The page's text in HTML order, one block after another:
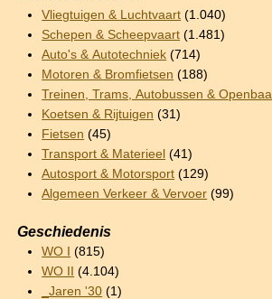
Vliegtuigen & Luchtvaart (1.040)
Schepen & Scheepvaart (1.481)
Auto's & Autotechniek (714)
Motoren & Bromfietsen (188)
Treinen, Trams, Autobussen &
Koetsen & Rijtuigen (31)
Fietsen (45)
Transport & Materieel (41)
Autosport & Motorsport (129)
Algemeen Verkeer & Vervoer (99)
Geschiedenis
WO I (815)
WO II (4.104)
_Jaren '30 (1)